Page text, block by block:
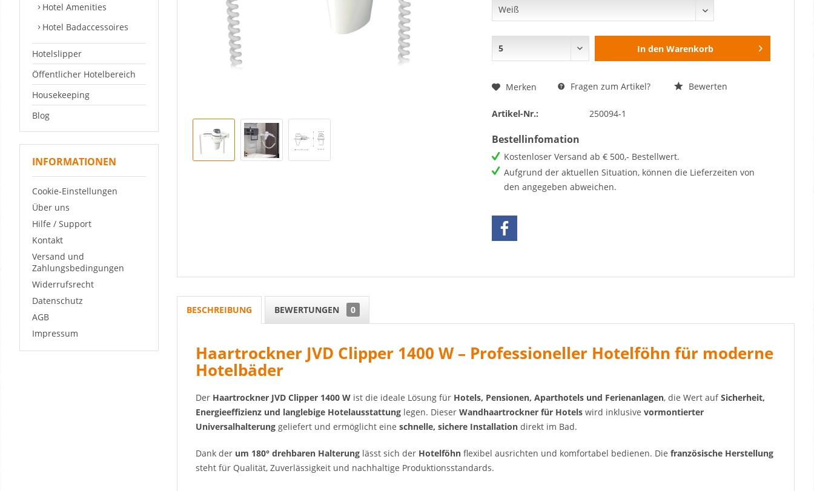
Hotel Amenities
Hotel Badaccessoires
Hotelslipper
Öffentlicher Hotelbereich
Housekeeping
Blog
INFORMATIONEN
Cookie-Einstellungen
Über uns
Hilfe / Support
Kontakt
Versand und
Zahlungsbedingungen
Widerrufsrecht
Datenschutz
AGB
Impressum
In den Warenkorb
Merken Fragen zum Artikel? Bewerten
Artikel-Nr.: 250094-1
Bestellinfomation
Kostenloser Versand ab € 500,- Bestellwert.
Aufgrund der aktuellen Situation, können die Lieferzeiten von
den angegeben abweichen.
BESCHREIBUNG BEWERTUNGEN 0
Haartrockner JVD Clipper 1400 W – Professioneller Hotelföhn für moderne
Hotelbäder
Der Haartrockner JVD Clipper 1400 W ist die ideale Lösung für Hotels, Pensionen, Aparthotels und Ferienanlagen, die Wert aufSicherheit,
Energieeffizienz und langlebige Hotelausstattung legen. Dieser Wandhaartrockner für Hotels wird inklusive vormontierter
Universalhalterung geliefert und ermöglicht eine schnelle, sichere Installation direkt im Bad.
Dank der um 180° drehbaren Halterung lässt sich der Hotelföhn flexibel ausrichten und komfortabel bedienen. Die französische Herstellung
steht für Qualität, Zuverlässigkeit und nachhaltige Produktionsstandards.